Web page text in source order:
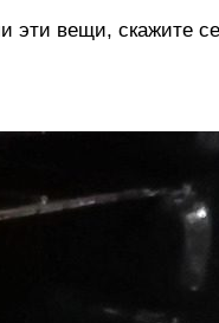
эти вещи, скажите